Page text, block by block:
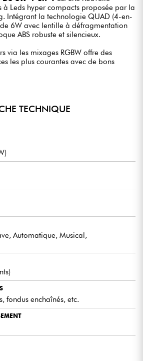
Leds hyper compacts proposée par la
Intégrant la technologie QUAD (4-en-
6W avec lentille à défragmentation
ABS robuste et silencieux.
via les mixages RGBW offre des
les plus courantes avec de bons
TECHNIQUE
Automatique, Musical,
fondus enchaînés, etc.